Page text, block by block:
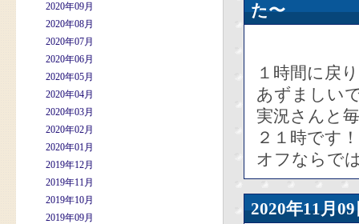
2020年09月
2020年08月
2020年07月
2020年06月
2020年05月
2020年04月
2020年03月
2020年02月
2020年01月
2019年12月
2019年11月
2019年10月
2019年09月
た〜
１時間に戻
あずましい
実況さんと
２１時です
オフならで
2020年11